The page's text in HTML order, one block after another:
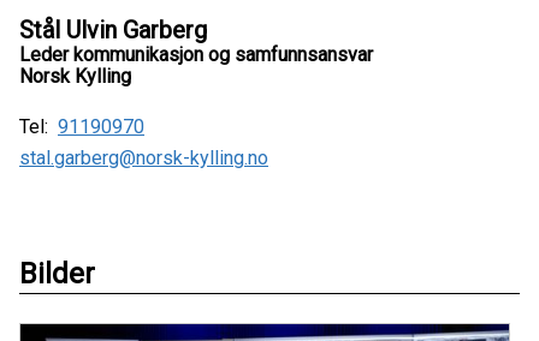
Stål Ulvin Garberg
Leder kommunikasjon og samfunnsansvar
Norsk Kylling
Tel: 91190970
stal.garberg@norsk-kylling.no
Bilder